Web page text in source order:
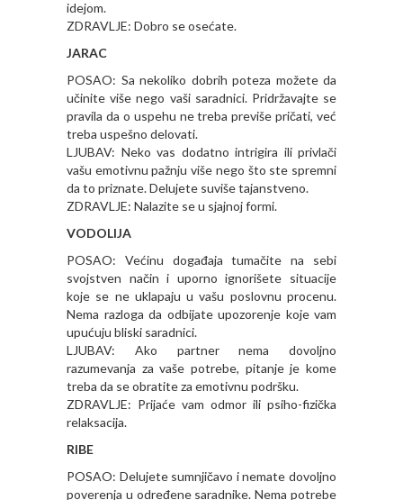
idejom.
ZDRAVLJE: Dobro se osećate.
JARAC
POSAO: Sa nekoliko dobrih poteza možete da
učinite više nego vaši saradnici. Pridržavajte se
pravila da o uspehu ne treba previše pričati, već
treba uspešno delovati.
LJUBAV: Neko vas dodatno intrigira ili privlači
vašu emotivnu pažnju više nego što ste spremni
da to priznate. Delujete suviše tajanstveno.
ZDRAVLJE: Nalazite se u sjajnoj formi.
VODOLIJA
POSAO: Većinu događaja tumačite na sebi
svojstven način i uporno ignorišete situacije
koje se ne uklapaju u vašu poslovnu procenu.
Nema razloga da odbijate upozorenje koje vam
upućuju bliski saradnici.
LJUBAV: Ako partner nema dovoljno
razumevanja za vaše potrebe, pitanje je kome
treba da se obratite za emotivnu podršku.
ZDRAVLJE: Prijaće vam odmor ili psiho-fizička
relaksacija.
RIBE
POSAO: Delujete sumnjičavo i nemate dovoljno
poverenja u određene saradnike. Nema potrebe